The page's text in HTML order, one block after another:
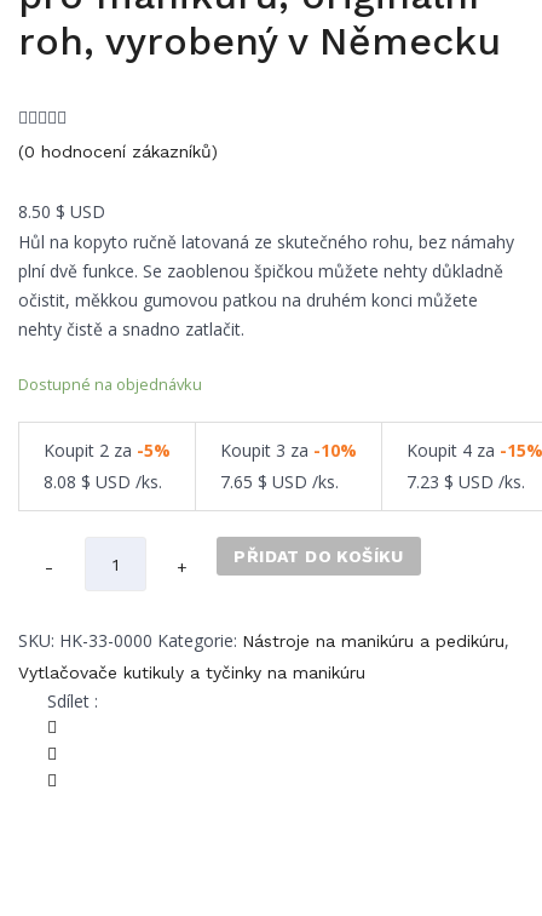
roh, vyrobený v Německu
(0 hodnocení zákazníků)
8.50 $ USD
Hůl na kopyto ručně latovaná ze skutečného rohu, bez námahy
plní dvě funkce. Se zaoblenou špičkou můžete nehty důkladně
očistit, měkkou gumovou patkou na druhém konci můžete
nehty čistě a snadno zatlačit.
Dostupné na objednávku
Koupit 2 za -5%
8.08 $ USD /ks.
Koupit 3 za -10%
7.65 $ USD /ks.
Koupit 4 za -15%
7.23 $ USD /ks.
-
Stick
s
gumovým
+
PŘIDAT DO KOŠÍKU
SKU: HK-33-0000 Kategorie: Nástroje na manikúru a pedikúru,
Vytlačovače kutikuly a tyčinky na manikúru
Sdílet :